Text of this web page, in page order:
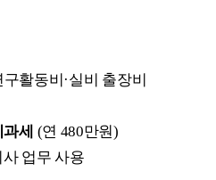
활동비·실비 출장비
세 (연 480만원)
업무 사용